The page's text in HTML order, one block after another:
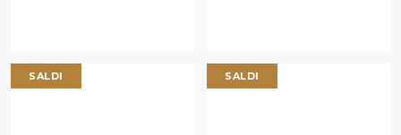
SALDI SALDI